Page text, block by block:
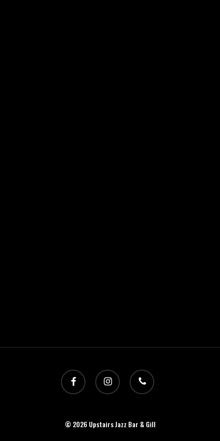
facebook instagram phone
© 2026 Upstairs Jazz Bar & Gill